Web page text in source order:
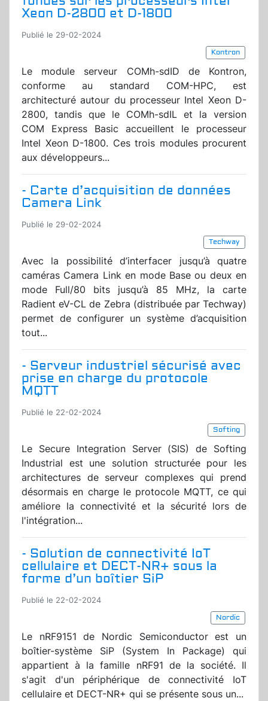
Xeon D-2800 et D-1800
Publié le 29-02-2024
Kontron
Le module serveur COMh-sdID de Kontron,
conforme au standard COM-HPC, est
architecturé autour du processeur Intel Xeon D-
2800, tandis que le COMh-sdIL et la version
COM Express Basic accueillent le processeur
Intel Xeon D-1800. Ces trois modules procurent
aux développeurs...
- Carte d’acquisition de données
Camera Link
Publié le 29-02-2024
Techway
Avec la possibilité d’interfacer jusqu’à quatre
caméras Camera Link en mode Base ou deux en
mode Full/80 bits jusqu’à 85 MHz, la carte
Radient eV-CL de Zebra (distribuée par Techway)
permet de configurer un système d’acquisition
tout...
- Serveur industriel sécurisé avec
prise en charge du protocole
MQTT
Publié le 22-02-2024
Softing
Le Secure Integration Server (SIS) de Softing
Industrial est une solution structurée pour les
architectures de serveur complexes qui prend
désormais en charge le protocole MQTT, ce qui
améliore la connectivité et la sécurité lors de
l'intégration...
- Solution de connectivité IoT
cellulaire et DECT-NR+ sous la
forme d’un boîtier SiP
Publié le 22-02-2024
Nordic
Le nRF9151 de Nordic Semiconductor est un
boîtier-système SiP (System In Package) qui
appartient à la famille nRF91 de la société. Il
s'agit d'un périphérique de connectivité IoT
cellulaire et DECT-NR+ qui se présente sous un...